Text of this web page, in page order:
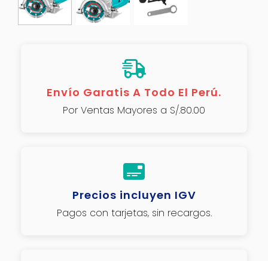
Envío Garatis A Todo El Perú.
Por Ventas Mayores a S/.80.00
Precios incluyen IGV
Pagos con tarjetas, sin recargos.